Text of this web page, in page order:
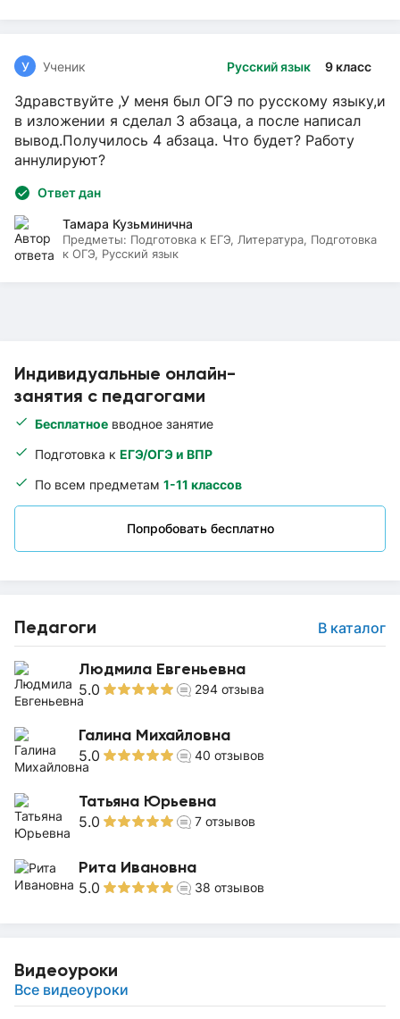
Индивидуальные онлайн-
занятия с педагогами
Бесплатное вводное занятие
Подготовка к ЕГЭ/ОГЭ и ВПР
По всем предметам 1-11 классов
Попробовать бесплатно
Педагоги В каталог
Людмила Евгеньевна
5.0 294 отзыва
Галина Михайловна
5.0 40 отзывов
Татьяна Юрьевна
5.0 7 отзывов
Рита Ивановна
5.0 38 отзывов
Видеоуроки
Все видеоуроки
Русский язык 9 класс
У Ученик
Здравствуйте ,У меня был ОГЭ по русскому языку,и
в изложении я сделал 3 абзаца, а после написал
вывод.Получилось 4 абзаца. Что будет? Работу
аннулируют?
Ответ дан
Тамара Кузьминична
Предметы: Подготовка к ЕГЭ, Литература, Подготовка
к ОГЭ, Русский язык